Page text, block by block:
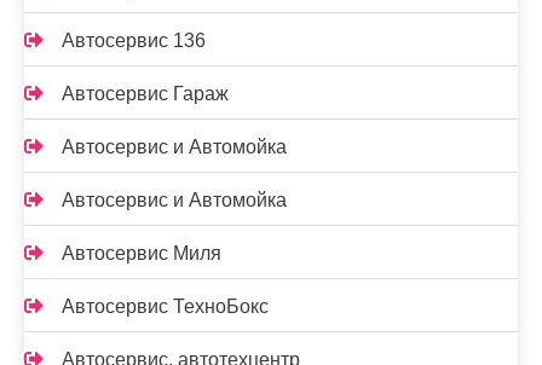
Автосервис 136
Автосервис Гараж
Автосервис и Автомойка
Автосервис и Автомойка
Автосервис Миля
Автосервис ТехноБокс
Автосервис, автотехцентр